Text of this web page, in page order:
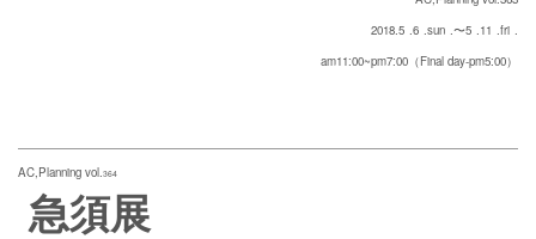
2018.5 .6 .sun .〜5 .11 .fri .
am11:00~pm7:00（Final day-pm5:00）
AC,Planning vol.364
急須展